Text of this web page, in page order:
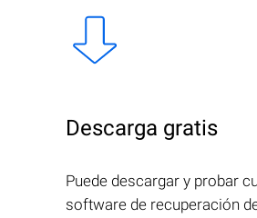
Descarga gratis
Puede descargar y probar
software de recuperación